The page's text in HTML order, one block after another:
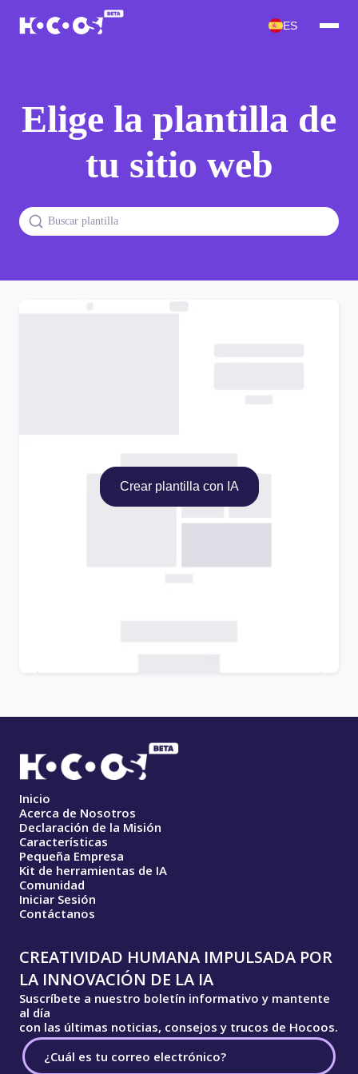
ES
Elige la plantilla de
tu sitio web
Crear plantilla con IA
Inicio
Acerca de Nosotros
Declaración de la Misión
Características
Pequeña Empresa
Kit de herramientas de IA
Comunidad
Iniciar Sesión
Contáctanos
CREATIVIDAD HUMANA IMPULSADA POR
LA INNOVACIÓN DE LA IA
Suscríbete a nuestro boletín informativo y mantente
al día
con las últimas noticias, consejos y trucos de Hocoos.